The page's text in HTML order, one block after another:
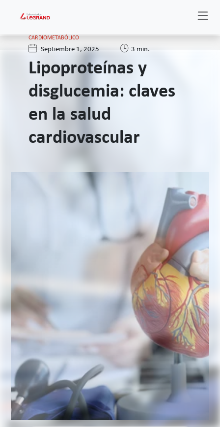
CARDIOMETABÓLICO
Septiembre 1, 2025 3 min.
Lipoproteínas y
disglucemia: claves
en la salud
cardiovascular